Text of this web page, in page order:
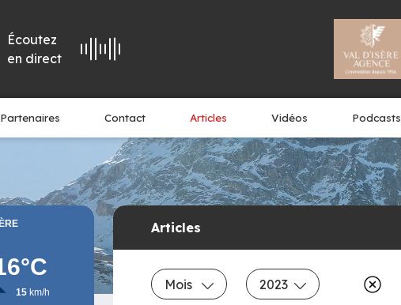
Écoutez
en direct
Partenaires Contact Articles Vidéos Podcasts
Articles
Mois 2023